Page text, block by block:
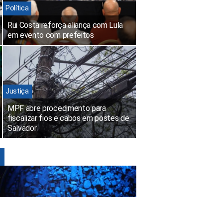
Política
Rui Costa reforça aliança com Lula
em evento com prefeitos
Justiça
MPF abre procedimento para
fiscalizar fios e cabos em postes de
Salvador